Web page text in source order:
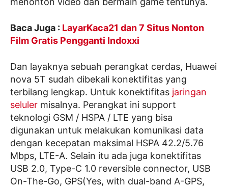
Baca Juga : LayarKaca21 dan 7 Situs Nonton
Film Gratis Pengganti Indoxxi
Dan layaknya sebuah perangkat cerdas, Huawei
nova 5T sudah dibekali konektifitas yang
terbilang lengkap. Untuk konektifitas jaringan
seluler misalnya. Perangkat ini support
teknologi GSM / HSPA / LTE yang bisa
digunakan untuk melakukan komunikasi data
dengan kecepatan maksimal HSPA 42.2/5.76
Mbps, LTE-A. Selain itu ada juga konektifitas
USB 2.0, Type-C 1.0 reversible connector, USB
On-The-Go, GPS(Yes, with dual-band A-GPS,